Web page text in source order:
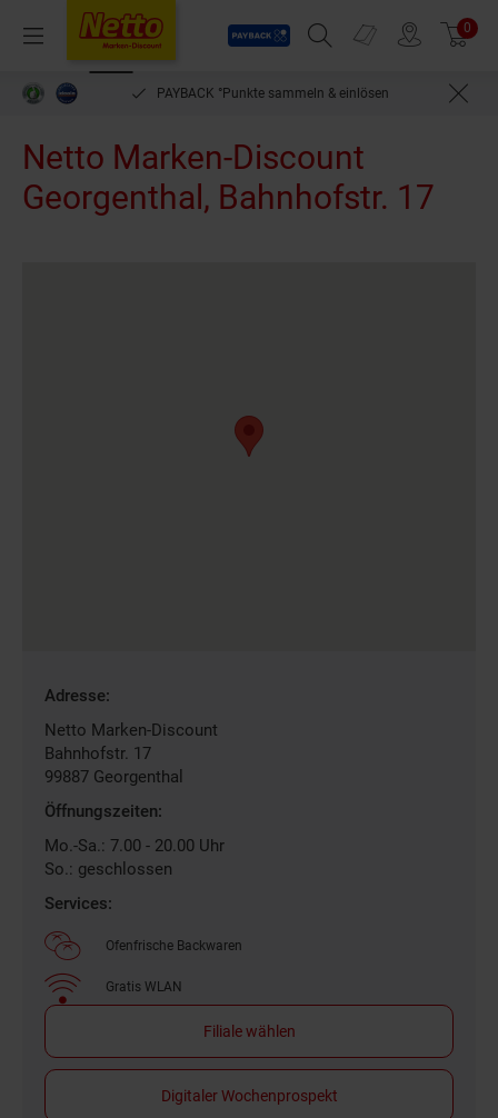
Menü
Payback
Suchfeld einblenden
Prospekte 0
PAYBACK °Punkte sammeln & einlösen
Netto Marken-Discount
Georgenthal, Bahnhofstr. 17
Gefundene
Filiale
Adresse:
Netto Marken-Discount
Bahnhofstr. 17
99887 Georgenthal
Öffnungszeiten:
Mo.-Sa.: 7.00 - 20.00 Uhr
So.: geschlossen
Services:
Ofenfrische Backwaren
Gratis WLAN
Filiale wählen
Digitaler Wochenprospekt